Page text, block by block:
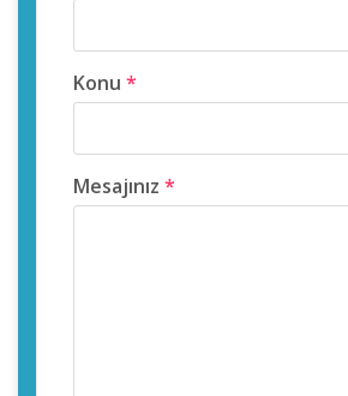
Konu *
Mesajınız *